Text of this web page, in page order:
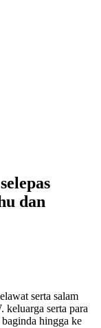
dan
serta salam
serta para
hingga ke